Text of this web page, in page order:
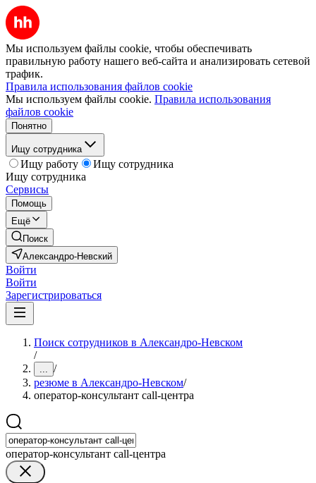
Мы используем файлы cookie, чтобы обеспечивать
правильную работу нашего веб-сайта и анализировать сетевой
трафик.
Правила использования файлов cookie
Мы используем файлы cookie. Правила использования
файлов cookie
Понятно
Ищу сотрудника
Ищу работу
Ищу сотрудника
Ищу сотрудника
Сервисы
Помощь
Ещё
Поиск
Александро-Невский
Войти
Войти
Зарегистрироваться
Поиск сотрудников в Александро-Невском
/
... /
резюме в Александро-Невском/
оператор-консультант call-центра
оператор-консультант call-центра